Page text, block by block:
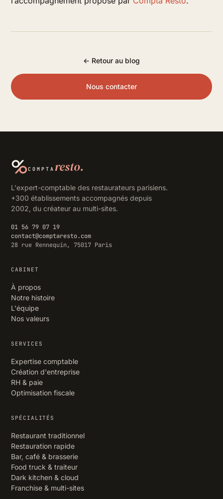
← Retour au blog
Nous contacter
COMPTA resto.
L'expert-comptable des restaurateurs parisiens.
+300 établissements accompagnés depuis
2002, du créateur au multi-sites.
01 56 79 07 19
contact@comptaresto.com
28 rue Rennequin, 75017 Paris
CABINET
À propos
Notre histoire
L'équipe
Nos valeurs
SERVICES
Expertise comptable
Création d'entreprise
RH & paie
Optimisation fiscale
SPÉCIALITÉS
Restaurant traditionnel
Restauration rapide
Bar, café & brasserie
Food truck & traiteur
Dark kitchen & cloud
Franchise & multi-sites